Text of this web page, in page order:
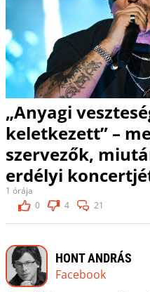
„Anyagi
keletkezett” –
szervezők,
erdélyi
1 órája
0
4 21
HONT ANDRÁS
Facebook